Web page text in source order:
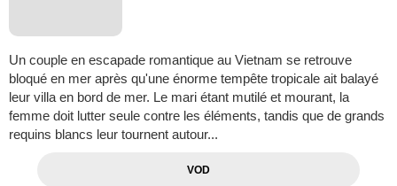
Un couple en escapade romantique au Vietnam se retrouve
bloqué en mer après qu'une énorme tempête tropicale ait balayé
leur villa en bord de mer. Le mari étant mutilé et mourant, la
femme doit lutter seule contre les éléments, tandis que de grands
requins blancs leur tournent autour...
VOD